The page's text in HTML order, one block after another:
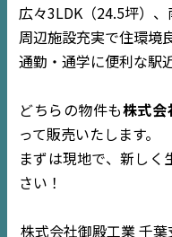
広々3LDK（24.5坪）
周辺施設充実で住環境
通勤・通学に便利な駅
どちらの物件も株式会
って販売いたします。
まずは現地で、新し
さい！
株式会社御殿工業 千葉